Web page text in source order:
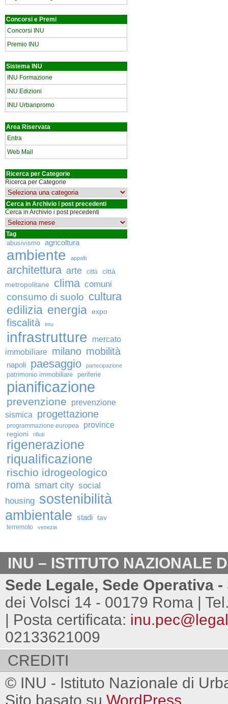
Concorsi e Premi
Concorsi INU
Premio INU
Sistema INU
INU Formazione
INU Edizioni
INU Urbanpromo
Area Riservata
Entra
Web Mail
Ricerca per Categorie
Ricerca per Categorie
Cerca in Archivio i post precedenti
Cerca in Archivio i post precedenti
Tag
abusivismo agricoltura
ambiente appalti
architettura arte città
città
metropolitane
clima comuni
consumo di suolo cultura
edilizia energia expo
fiscalità imu
infrastrutture
mercato
immobiliare milano mobilità
napoli paesaggio partecipazione
patrimonio immobiliare periferie
pianificazione
prevenzione
prevenzione
sismica
progettazione
programmazione europea province
regioni rifiuti
rigenerazione
riqualificazione
rischio idrogeologico
roma smart city social
housing sostenibilità
ambientale stadi tav
terremoto venezia
INU – ISTITUTO NAZIONALE
Sede Legale, Sede Operativa
dei Volsci 14 - 00179 Roma |
| Posta certificata:
02133621009
CREDITI
© INU - Istituto Nazionale di
Sito basato su WordPress